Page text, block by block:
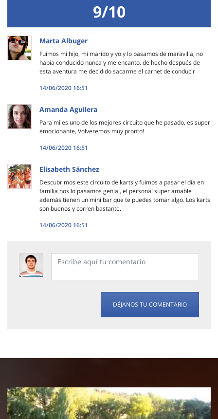
9/10
Marta Albuger
Fuimos mi hijo, mi marido y yo y lo pasamos de maravilla, no
había conducido nunca y me encanto, de hecho después de
esta aventura me decidido sacarme el carnet de conducir
14/06/2020 16:51
Amanda Aguilera
Para mi es uno de los mejores circuito que he pasado, es super
emocionante, Volveremos muy pronto!
14/06/2020 16:51
Elisabeth Sánchez
Descubrimos este circuito de karts y fuimos a pasar el día en
familia nos lo pasamos genial, el personal super amable
además tienen un mini bar que te puedes tomar algo. Los karts
son buenos y corren bastante.
14/06/2020 16:51
DÉJANOS TU COMENTARIO